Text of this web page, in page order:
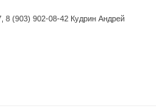
8 (903) 902-08-42 Кудрин Андрей